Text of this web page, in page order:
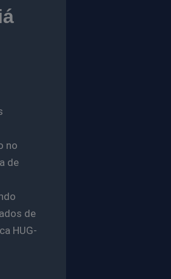
no
de
de
HUG-